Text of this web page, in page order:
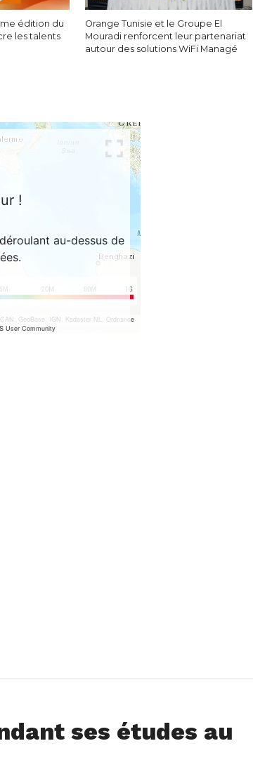
édition du
les talents
Orange Tunisie et le Groupe El
Mouradi renforcent leur partenariat
autour des solutions WiFi Managé
ses études au